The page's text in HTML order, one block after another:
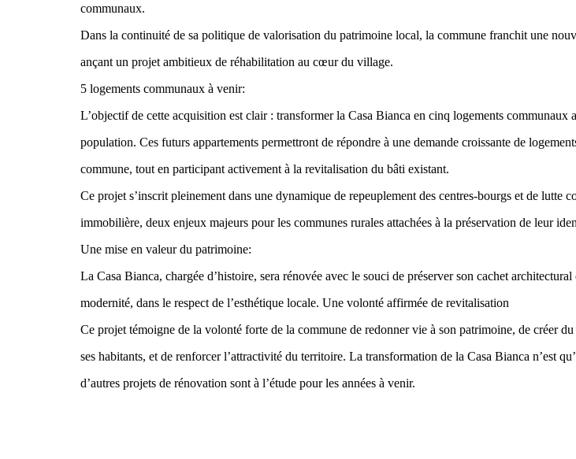
communaux.
Dans la continuité de sa politique de valorisation du patrimoine local, la commune franchit une
ançant un projet ambitieux de réhabilitation au cœur du village.
5 logements communaux à venir:
L’objectif de cette acquisition est clair : transformer la Casa Bianca en cinq logements communaux
population. Ces futurs appartements permettront de répondre à une demande croissante de
commune, tout en participant activement à la revitalisation du bâti existant.
Ce projet s’inscrit pleinement dans une dynamique de repeuplement des centres-bourgs et de lutte
immobilière, deux enjeux majeurs pour les communes rurales attachées à la préservation de leur
Une mise en valeur du patrimoine:
La Casa Bianca, chargée d’histoire, sera rénovée avec le souci de préserver son cachet architectural
modernité, dans le respect de l’esthétique locale. Une volonté affirmée de revitalisation
Ce projet témoigne de la volonté forte de la commune de redonner vie à son patrimoine, de créer
ses habitants, et de renforcer l’attractivité du territoire. La transformation de la Casa Bianca n’est
d’autres projets de rénovation sont à l’étude pour les années à venir.